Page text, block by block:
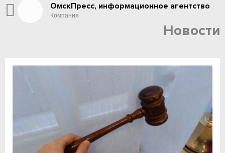
ОмскПресс, информационное агентство
Компания
Новости